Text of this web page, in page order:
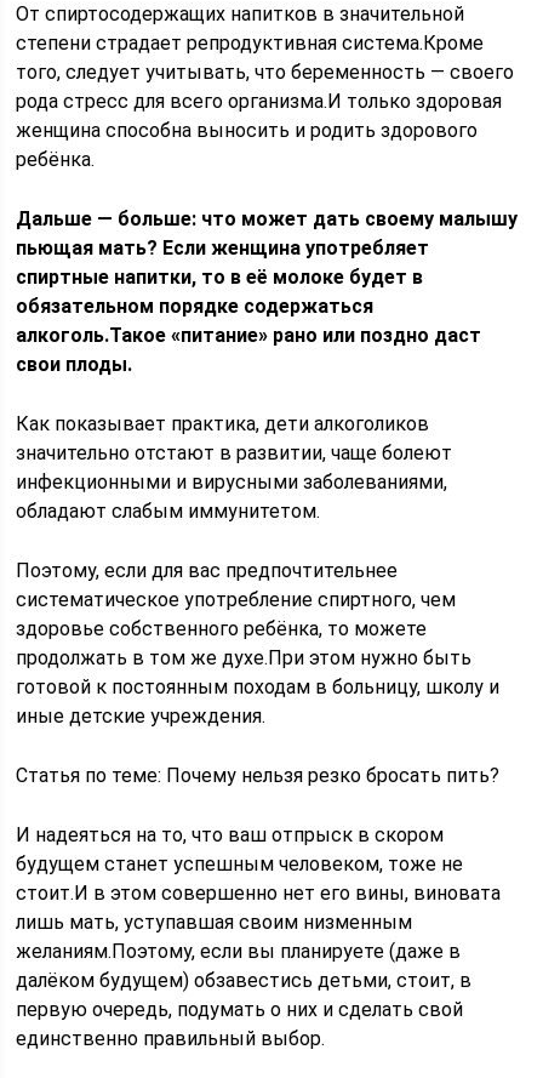
От спиртосодержащих напитков в значительной
степени страдает репродуктивная система.Кроме
того, следует учитывать, что беременность — своего
рода стресс для всего организма.И только здоровая
женщина способна выносить и родить здорового
ребёнка.
Дальше — больше: что может дать своему малышу
пьющая мать? Если женщина употребляет
спиртные напитки, то в её молоке будет в
обязательном порядке содержаться
алкоголь.Такое «питание» рано или поздно даст
свои плоды.
Как показывает практика, дети алкоголиков
значительно отстают в развитии, чаще болеют
инфекционными и вирусными заболеваниями,
обладают слабым иммунитетом.
Поэтому, если для вас предпочтительнее
систематическое употребление спиртного, чем
здоровье собственного ребёнка, то можете
продолжать в том же духе.При этом нужно быть
готовой к постоянным походам в больницу, школу и
иные детские учреждения.
Статья по теме: Почему нельзя резко бросать пить?
И надеяться на то, что ваш отпрыск в скором
будущем станет успешным человеком, тоже не
стоит.И в этом совершенно нет его вины, виновата
лишь мать, уступавшая своим низменным
желаниям.Поэтому, если вы планируете (даже в
далёком будущем) обзавестись детьми, стоит, в
первую очередь, подумать о них и сделать свой
единственно правильный выбор.